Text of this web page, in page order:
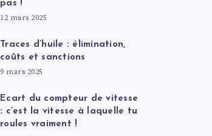
pas !
12 mars 2025
Traces d’huile : élimination,
coûts et sanctions
9 mars 2025
Ecart du compteur de vitesse
: c’est la vitesse à laquelle tu
roules vraiment !